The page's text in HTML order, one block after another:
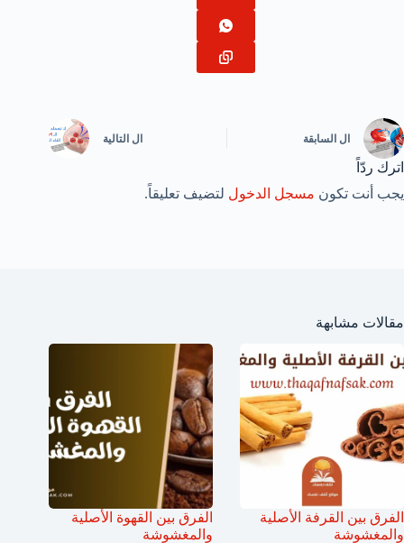
ال السابقة ال التالية
اترك ردّاً
يجب أنت تكون مسجل الدخول لتضيف تعليقاً.
مقالات مشابهة
الفرق بين القرفة الأصلية
والمغشوشة
الفرق بين القهوة الأصلية
والمغشوشة